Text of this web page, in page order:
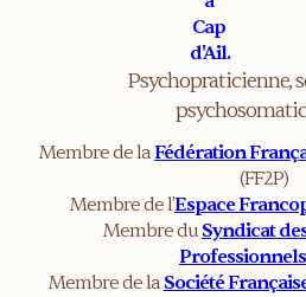
Psychopraticienne,
Membre de laFédération
(FF2P)
Membre de l'Espace
Membre du Syndicat
Professionnels
Membre de laSociété